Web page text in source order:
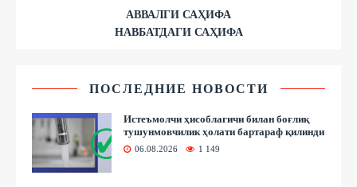
АВВАЛГИ САҲИФА
НАВБАТДАГИ САҲИФА
ПОСЛЕДНИЕ НОВОСТИ
Истеъмолчи ҳисоблагичи билан боғлиқ
тушунмовчилик ҳолати бартараф қилинди
06.08.2026 1 149